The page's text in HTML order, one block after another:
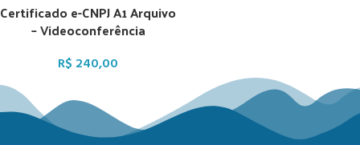
Certificado e-CNPJ A1 Arquivo
– Videoconferência
R$ 240,00